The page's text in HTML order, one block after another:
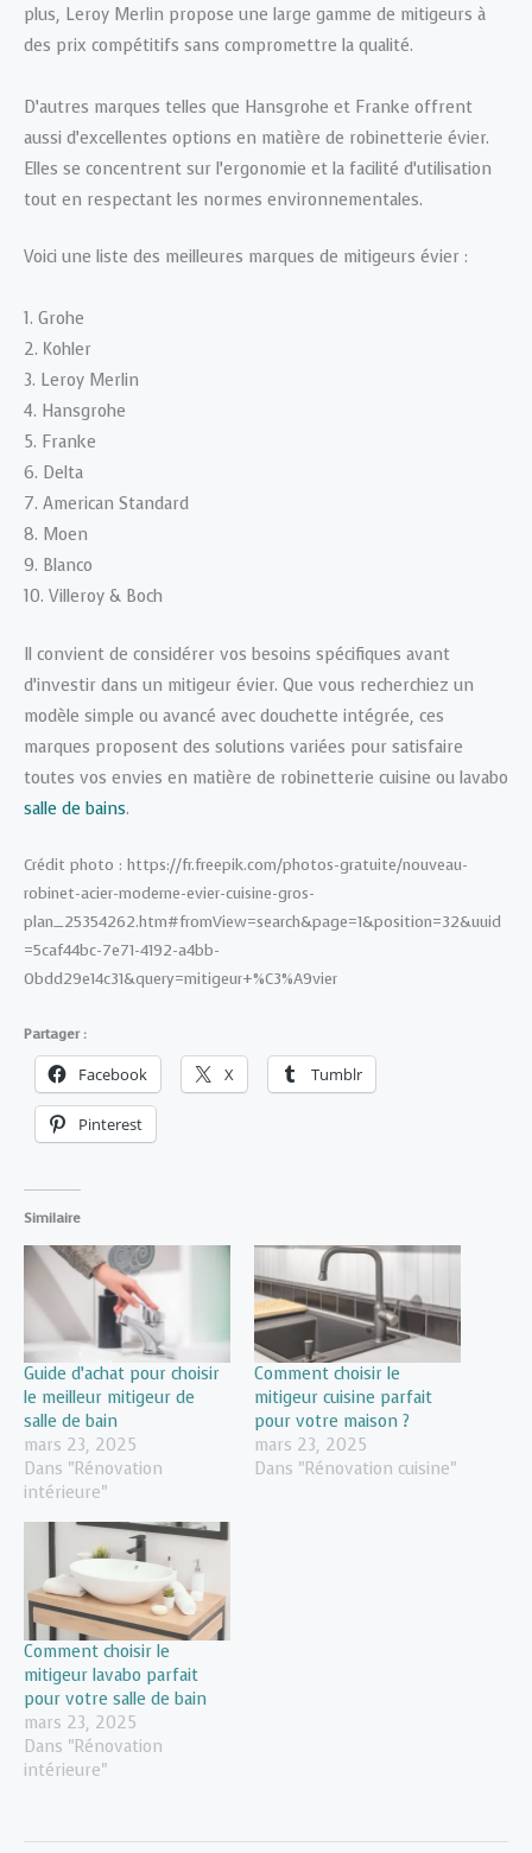
plus, Leroy Merlin propose une large gamme de mitigeurs à
des prix compétitifs sans compromettre la qualité.
D’autres marques telles que Hansgrohe et Franke offrent
aussi d’excellentes options en matière de robinetterie évier.
Elles se concentrent sur l’ergonomie et la facilité d’utilisation
tout en respectant les normes environnementales.
Voici une liste des meilleures marques de mitigeurs évier :
1. Grohe
2. Kohler
3. Leroy Merlin
4. Hansgrohe
5. Franke
6. Delta
7. American Standard
8. Moen
9. Blanco
10. Villeroy & Boch
Il convient de considérer vos besoins spécifiques avant
d’investir dans un mitigeur évier. Que vous recherchiez un
modèle simple ou avancé avec douchette intégrée, ces
marques proposent des solutions variées pour satisfaire
toutes vos envies en matière de robinetterie cuisine ou lavabo
salle de bains.
Crédit photo : https://fr.freepik.com/photos-gratuite/nouveau-
robinet-acier-moderne-evier-cuisine-gros-
plan_25354262.htm#fromView=search&page=1&position=32&uuid
=5caf44bc-7e71-4192-a4bb-
0bdd29e14c31&query=mitigeur+%C3%A9vier
Partager :
Facebook X Tumblr
Pinterest
Similaire
Guide d’achat pour choisir
le meilleur mitigeur de
salle de bain
mars 23, 2025
Dans "Rénovation
intérieure"
Comment choisir le
mitigeur cuisine parfait
pour votre maison ?
mars 23, 2025
Dans "Rénovation cuisine"
Comment choisir le
mitigeur lavabo parfait
pour votre salle de bain
mars 23, 2025
Dans "Rénovation
intérieure"